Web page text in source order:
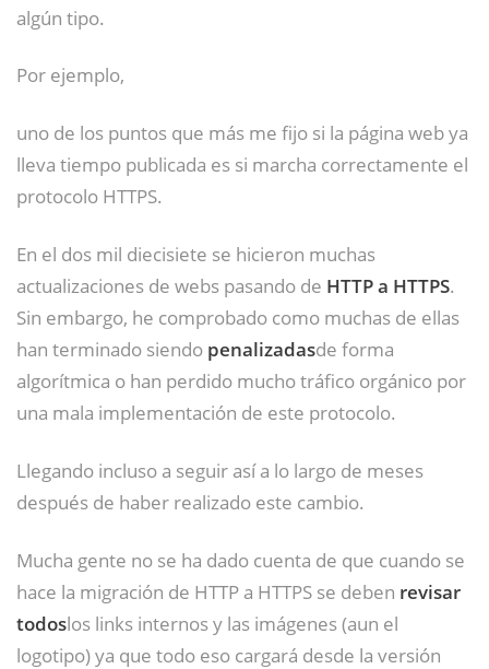
algún tipo.
Por ejemplo,
uno de los puntos que más me fijo si la página web ya
lleva tiempo publicada es si marcha correctamente el
protocolo HTTPS.
En el dos mil diecisiete se hicieron muchas
actualizaciones de webs pasando de HTTP a HTTPS.
Sin embargo, he comprobado como muchas de ellas
han terminado siendo penalizadasde forma
algorítmica o han perdido mucho tráfico orgánico por
una mala implementación de este protocolo.
Llegando incluso a seguir así a lo largo de meses
después de haber realizado este cambio.
Mucha gente no se ha dado cuenta de que cuando se
hace la migración de HTTP a HTTPS se deben revisar
todoslos links internos y las imágenes (aun el
logotipo) ya que todo eso cargará desde la versión